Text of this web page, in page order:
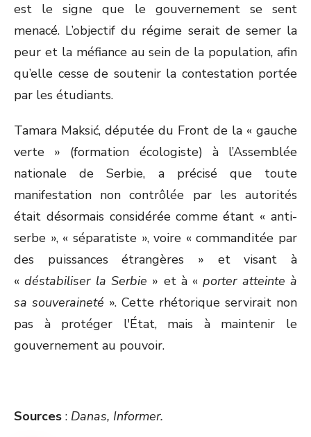
est le signe que le gouvernement se sent
menacé. L’objectif du régime serait de semer la
peur et la méfiance au sein de la population, afin
qu’elle cesse de soutenir la contestation portée
par les étudiants.
Tamara Maksić, députée du Front de la « gauche
verte » (formation écologiste) à l’Assemblée
nationale de Serbie, a précisé que toute
manifestation non contrôlée par les autorités
était désormais considérée comme étant « anti-
serbe », « séparatiste », voire « commanditée par
des puissances étrangères » et visant à
«déstabiliser la Serbie » et à «porter atteinte à
sa souveraineté ». Cette rhétorique servirait non
pas à protéger l'État, mais à maintenir le
gouvernement au pouvoir.
Sources : Danas, Informer.